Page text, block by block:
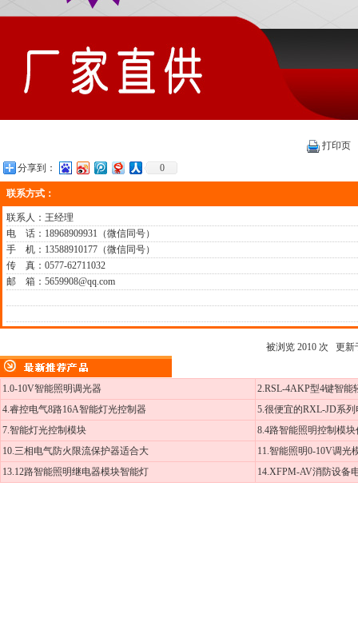
打印页
分享到： 0
联系方式：
联系人：王经理
电 话：18968909931（微信同号）
手 机：13588910177（微信同号）
传 真：0577-62711032
邮 箱：5659908@qq.com
被浏览 2010 次 更新
1.0-10V智能照明调光器
2.RSL-4AKP型4键智能
4.睿控电气8路16A智能灯光控制器
5.很便宜的RXL-JD系
7.智能灯光控制模块
8.4路智能照明控制模
10.三相电气防火限流保护器适合大
11.智能照明0-10V调光
13.12路智能照明继电器模块智能灯
14.XFPM-AV消防设备